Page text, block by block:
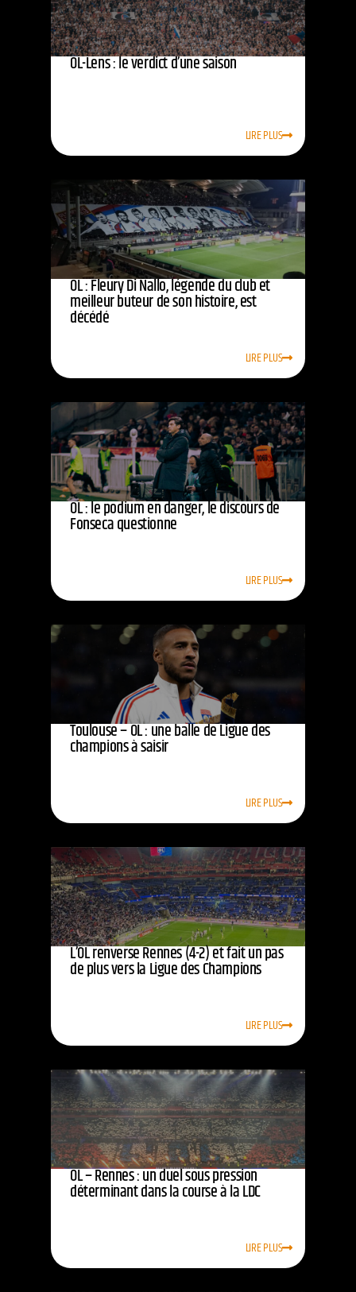
OL-Lens : le verdict d’une saison
LIRE PLUS
OL : Fleury Di Nallo, légende du club et
meilleur buteur de son histoire, est
décédé
LIRE PLUS
OL : le podium en danger, le discours de
Fonseca questionne
LIRE PLUS
Toulouse – OL : une balle de Ligue des
champions à saisir
LIRE PLUS
L’OL renverse Rennes (4-2) et fait un pas
de plus vers la Ligue des Champions
LIRE PLUS
OL – Rennes : un duel sous pression
déterminant dans la course à la LDC
LIRE PLUS